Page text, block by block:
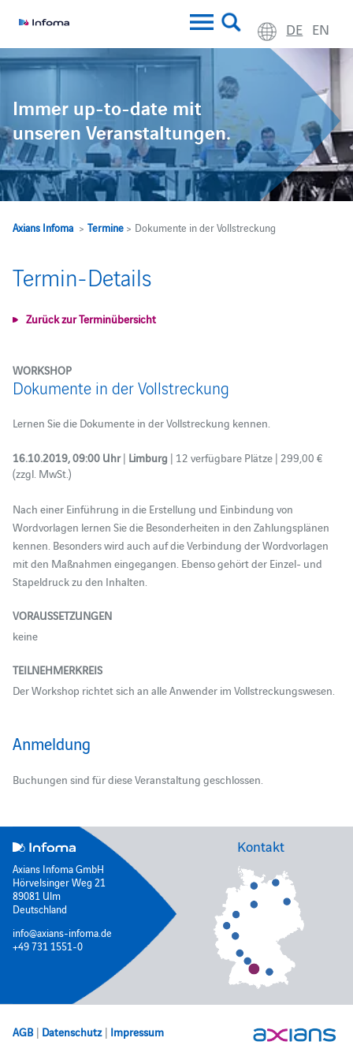
DE EN
Immer up-to-date mit
unseren Veranstaltungen.
Axians Infoma> Termine> Dokumente in der Vollstreckung
Termin-Details
Zurück zur Terminübersicht
WORKSHOP
Dokumente in der Vollstreckung
Lernen Sie die Dokumente in der Vollstreckung kennen.
16.10.2019, 09:00 Uhr| Limburg | 12 verfügbare Plätze | 299,00 €
(zzgl. MwSt.)
Nach einer Einführung in die Erstellung und Einbindung von
Wordvorlagen lernen Sie die Besonderheiten in den Zahlungsplänen
kennen. Besonders wird auch auf die Verbindung der Wordvorlagen
mit den Maßnahmen eingegangen. Ebenso gehört der Einzel- und
Stapeldruck zu den Inhalten.
VORAUSSETZUNGEN
keine
TEILNEHMERKREIS
Der Workshop richtet sich an alle Anwender im Vollstreckungswesen.
Anmeldung
Buchungen sind für diese Veranstaltung geschlossen.
Axians Infoma GmbH
Hörvelsinger Weg 21
89081 Ulm
Deutschland
info@axians-infoma.de
+49 731 1551-0
Kontakt
AGB | Datenschutz | Impressum